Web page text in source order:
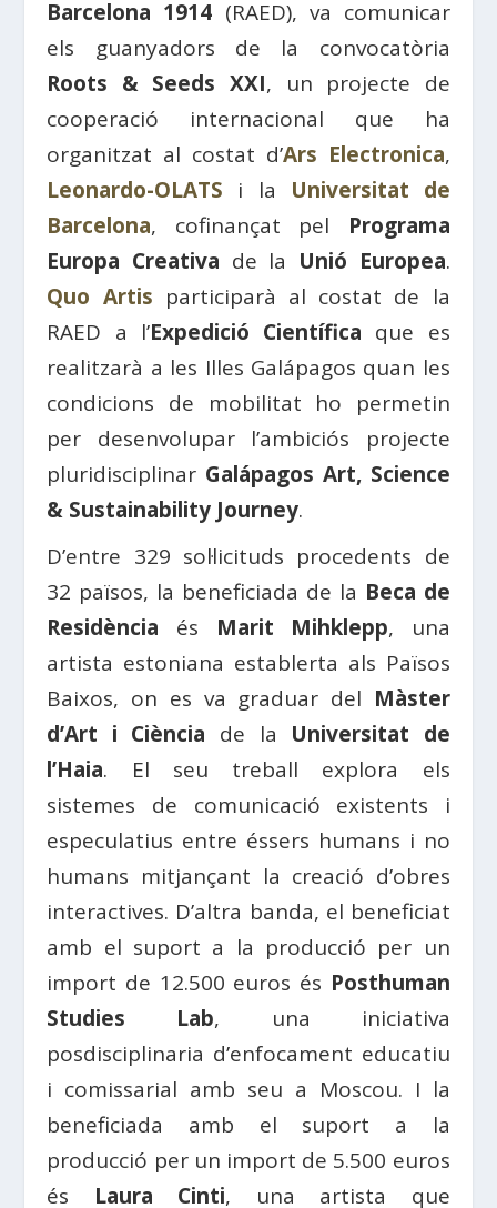
Barcelona 1914 (RAED), va comunicar
els guanyadors de la convocatòria
Roots & Seeds XXI, un projecte de
cooperació internacional que ha
organitzat al costat d’Ars Electronica,
Leonardo-OLATS i la Universitat de
Barcelona, ​​cofinançat pel Programa
Europa Creativa de la Unió Europea.
Quo Artis participarà al costat de la
RAED a l’Expedició Científica que es
realitzarà a les Illes Galápagos quan les
condicions de mobilitat ho permetin
per desenvolupar l’ambiciós projecte
pluridisciplinar Galápagos Art, Science
& Sustainability Journey.
D’entre 329 sol·licituds procedents de
32 països, la beneficiada de la Beca de
Residència és Marit Mihklepp, una
artista estoniana establerta als Països
Baixos, on es va graduar del Màster
d’Art i Ciència de la Universitat de
l’Haia. El seu treball explora els
sistemes de comunicació existents i
especulatius entre éssers humans i no
humans mitjançant la creació d’obres
interactives. D’altra banda, el beneficiat
amb el suport a la producció per un
import de 12.500 euros és Posthuman
Studies Lab, una iniciativa
posdisciplinaria d’enfocament educatiu
i comissarial amb seu a Moscou. I la
beneficiada amb el suport a la
producció per un import de 5.500 euros
és Laura Cinti, una artista que